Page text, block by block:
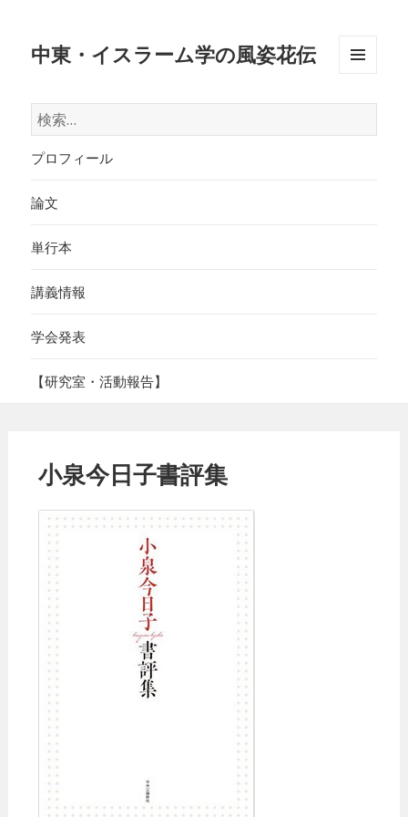
中東・イスラーム学の風姿花伝
検
索:
プロフィール
論文
単行本
講義情報
学会発表
【研究室・活動報告】
小泉今日子書評集